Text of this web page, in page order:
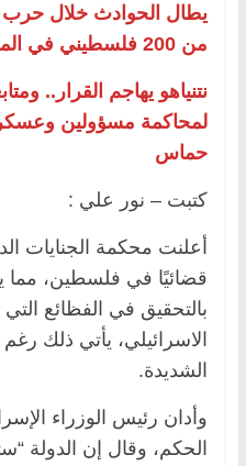
يطال الحوادث خلال حرب
من 200 فلسطيني في المظاهرات
نتنياهو يهاجم القرار..
لمحاكمة مسؤولين
حماس
كتبت – نور علي :
أعلنت محكمة الجنايات
قضائيًا في فلسطين، مما
بالتحقيق في الفظائع التي
الاسرائيلي، يأتي ذلك رغم
الشديدة.
وأدان رئيس الوزراء
الحكم، وقال إن الدولة